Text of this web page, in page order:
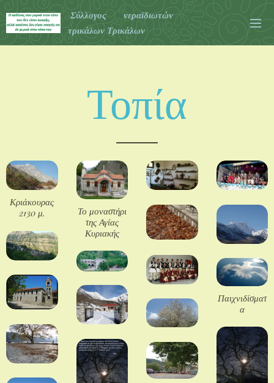
Σύλλογος νεραϊδιωτών
τρικάλων Τρικάλων
Τοπία
Κριάκουρας
2130 μ.
Το μοναστήρι
της Αγίας
Κυριακής
Παιχνιδίσματ
α